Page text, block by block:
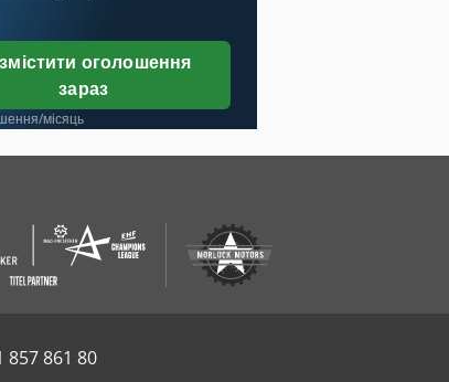
оголошення
зараз
місяць
857 861 80